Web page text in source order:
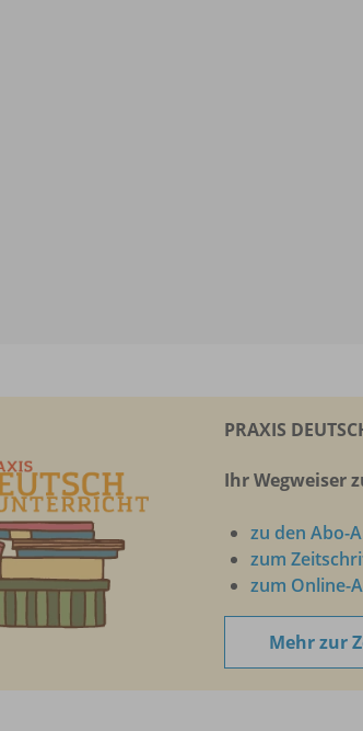
PRAXIS
Ihr Wegweiser
zu den Abo-
zum
zum Online-
Mehr zur